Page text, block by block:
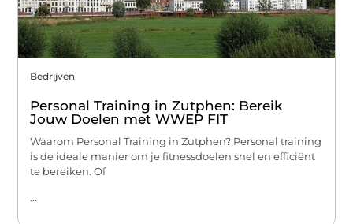
Bedrijven
Personal Training in Zutphen: Bereik
Jouw Doelen met WWEP FIT
Waarom Personal Training in Zutphen? Personal training
is de ideale manier om je fitnessdoelen snel en efficiënt
te bereiken. Of
...